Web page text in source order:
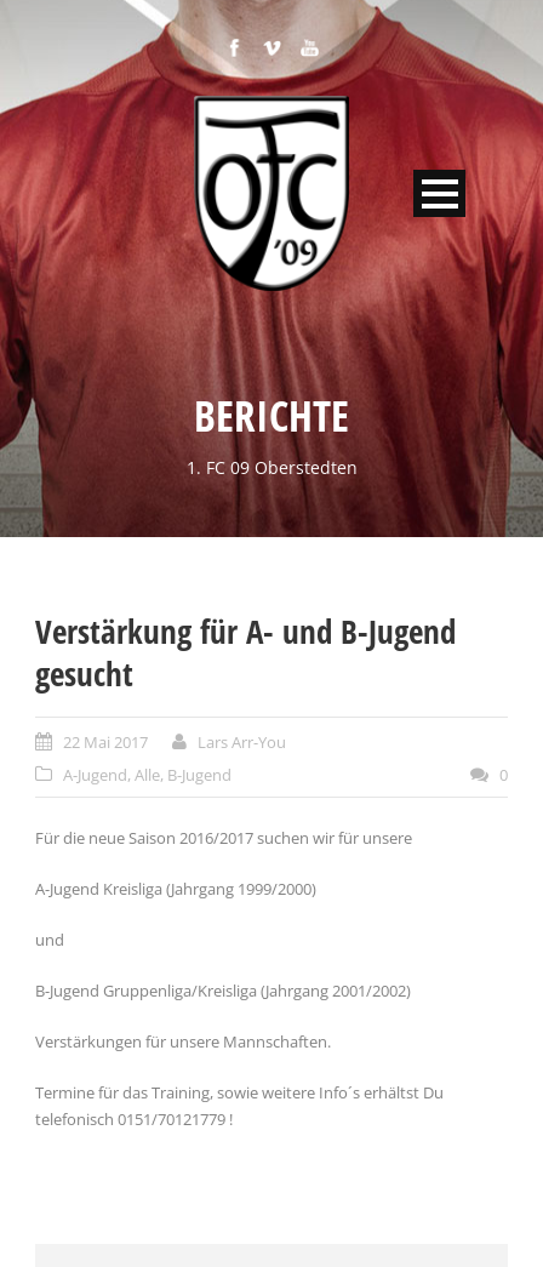
BERICHTE
1. FC 09 Oberstedten
Verstärkung für A- und B-Jugend
gesucht
22 Mai 2017
Lars Arr-You
A-Jugend, Alle, B-Jugend 0
Für die neue Saison 2016/2017 suchen wir für unsere
A-Jugend Kreisliga (Jahrgang 1999/2000)
und
B-Jugend Gruppenliga/Kreisliga (Jahrgang 2001/2002)
Verstärkungen für unsere Mannschaften.
Termine für das Training, sowie weitere Info´s erhältst Du
telefonisch 0151/70121779 !